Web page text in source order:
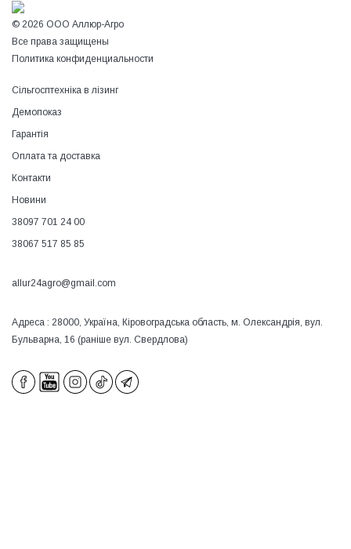
© 2026 ООО Аллюр-Агро
Все права защищены
Политика конфиденциальности
Сільгосптехніка в лізинг
Демопоказ
Гарантія
Оплата та доставка
Контакти
Новини
38097 701 24 00
38067 517 85 85
allur24agro@gmail.com
Адреса : 28000, Україна, Кіровоградська область, м. Олександрія, вул.
Бульварна, 16 (раніше вул. Свердлова)